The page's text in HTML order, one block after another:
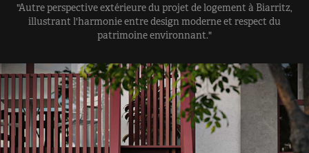
"Autre perspective extérieure du projet de logement à Biarritz,
illustrant l'harmonie entre design moderne et respect du
patrimoine environnant."